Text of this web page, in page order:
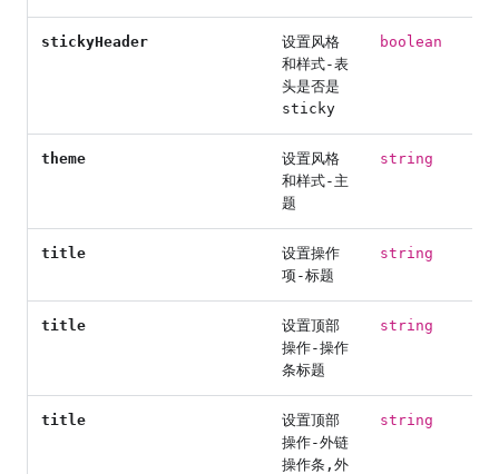
stickyHeader
设置风格
和样式-表
头是否是
sticky
boolean
theme
设置风格
和样式-主
题
string
title
设置操作
项-标题
string
title
设置顶部
操作-操作
条标题
string
title
设置顶部
操作-外链
操作条,外
string